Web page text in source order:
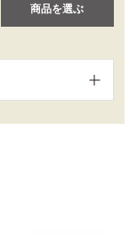
商品を選ぶ